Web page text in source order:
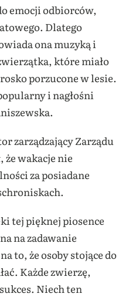
emocji odbiorców,
Dlatego
ona muzyką i
które miało
porzucone w lesie.
i nagłośni
zarządzający Zarządu
że wakacje nie
za posiadane
tej pięknej piosence
na zadawanie
to, że osoby stojące do
Każde zwierzę,
Niech ten